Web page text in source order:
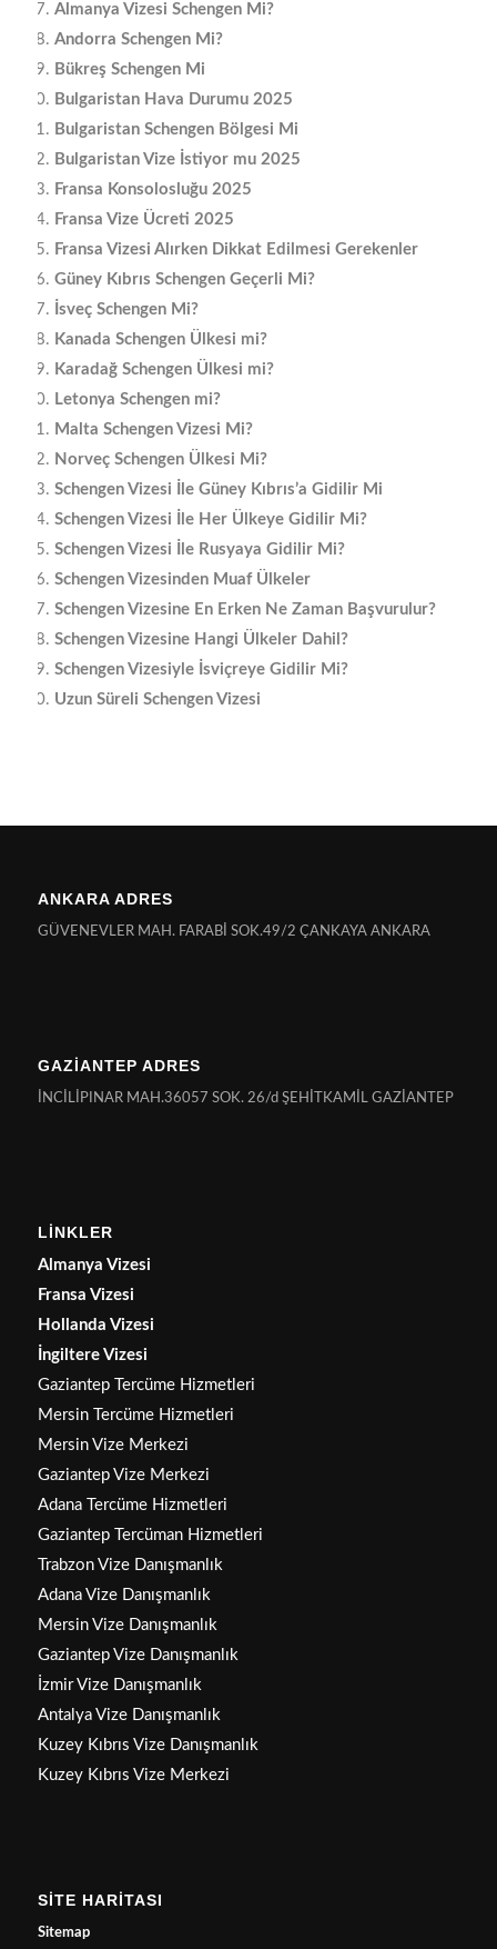
Almanya Vizesi Schengen Mi?
Andorra Schengen Mi?
Bükreş Schengen Mi
Bulgaristan Hava Durumu 2025
Bulgaristan Schengen Bölgesi Mi
Bulgaristan Vize İstiyor mu 2025
Fransa Konsolosluğu 2025
Fransa Vize Ücreti 2025
Fransa Vizesi Alırken Dikkat Edilmesi Gerekenler
Güney Kıbrıs Schengen Geçerli Mi?
İsveç Schengen Mi?
Kanada Schengen Ülkesi mi?
Karadağ Schengen Ülkesi mi?
Letonya Schengen mi?
Malta Schengen Vizesi Mi?
Norveç Schengen Ülkesi Mi?
Schengen Vizesi İle Güney Kıbrıs’a Gidilir Mi
Schengen Vizesi İle Her Ülkeye Gidilir Mi?
Schengen Vizesi İle Rusyaya Gidilir Mi?
Schengen Vizesinden Muaf Ülkeler
Schengen Vizesine En Erken Ne Zaman Başvurulur?
Schengen Vizesine Hangi Ülkeler Dahil?
Schengen Vizesiyle İsviçreye Gidilir Mi?
Uzun Süreli Schengen Vizesi
ANKARA ADRES
GÜVENEVLER MAH. FARABİ SOK.49/2 ÇANKAYA ANKARA
GAZİANTEP ADRES
İNCİLİPINAR MAH.36057 SOK. 26/d ŞEHİTKAMİL GAZİANTEP
LİNKLER
Almanya Vizesi
Fransa Vizesi
Hollanda Vizesi
İngiltere Vizesi
Gaziantep Tercüme Hizmetleri
Mersin Tercüme Hizmetleri
Mersin Vize Merkezi
Gaziantep Vize Merkezi
Adana Tercüme Hizmetleri
Gaziantep Tercüman Hizmetleri
Trabzon Vize Danışmanlık
Adana Vize Danışmanlık
Mersin Vize Danışmanlık
Gaziantep Vize Danışmanlık
İzmir Vize Danışmanlık
Antalya Vize Danışmanlık
Kuzey Kıbrıs Vize Danışmanlık
Kuzey Kıbrıs Vize Merkezi
SİTE HARİTASI
Sitemap